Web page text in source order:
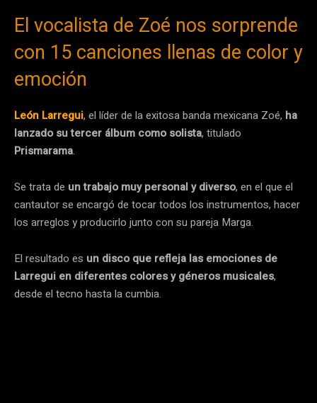
El vocalista de Zoé nos sorprende
con 15 canciones llenas de color y
emoción
León Larregui, el líder de la exitosa banda mexicana Zoé, ha
lanzado su tercer álbum como solista, titulado
Prismarama.
Se trata de un trabajo muy personal y diverso, en el que el
cantautor se encargó de tocar todos los instrumentos, hacer
los arreglos y producirlo junto con su pareja Marga.
El resultado es un disco que refleja las emociones de
Larregui en diferentes colores y géneros musicales,
desde el tecno hasta la cumbia.